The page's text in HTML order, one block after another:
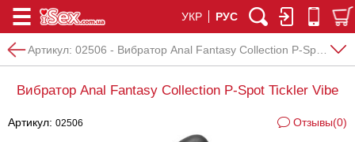
УКР РУС
Артикул: 02506 - Вибратор Anal Fantasy Collection P-Spot Tickler Vibe
Вибратор Anal Fantasy Collection P-Spot Tickler Vibe
Артикул: 02506 Отзывы(0)